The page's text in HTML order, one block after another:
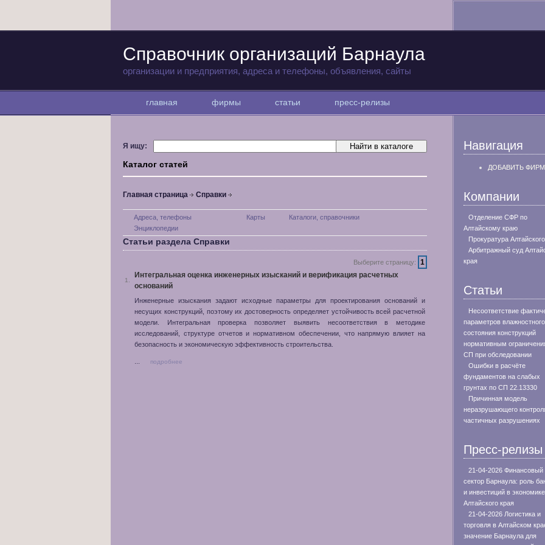
Справочник организаций Барнаула
организации и предприятия, адреса и телефоны, объявления, сайты
главная фирмы статьи пресс-релизы
Я ищу:
Каталог статей
Главная страница Справки
Адреса, телефоны Карты
Каталоги, справочники
Энциклопедии
Статьи раздела Справки
Выберите страницу: 1
1.
Интегральная оценка инженерных изысканий и верификация расчетных
оснований
Инженерные изыскания задают исходные параметры для проектирования оснований и
несущих конструкций, поэтому их достоверность определяет устойчивость всей расчетной
модели. Интегральная проверка позволяет выявить несоответствия в методике
исследований, структуре отчетов и нормативном обеспечении, что напрямую влияет на
безопасность и экономическую эффективность строительства.
подробнее
Навигация
ДОБАВИТЬ
Компании
Отделение СФР по
Алтайскому краю
Прокуратура
Арбитражный суд
края
Статьи
Несоответствие
параметров влажностного
состояния конструкций
нормативным
СП при обследовании
Ошибки в расчёте
фундаментов на слабых
грунтах по СП 22.13330
Причинная модель
неразрушающего
частичных разрушениях
Пресс-релизы
21-04-2026 Финансовый
сектор Барнаула: роль
и инвестиций в экономике
Алтайского края
21-04-2026 Логистика и
торговля в Алтайском
значение Барнаула для